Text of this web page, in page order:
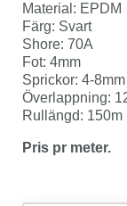
Material: EPDM
Färg: Svart
Shore: 70A
Fot: 4mm
Sprickor: 4-8mm
Överlappning:
Rullängd: 150m
Pris pr meter.